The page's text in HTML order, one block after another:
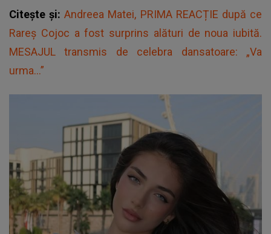
Citește și:Andreea Matei, PRIMA REACȚIE după ce
Rareș Cojoc a fost surprins alături de noua iubită.
MESAJUL transmis de celebra dansatoare: „Va
urma...”